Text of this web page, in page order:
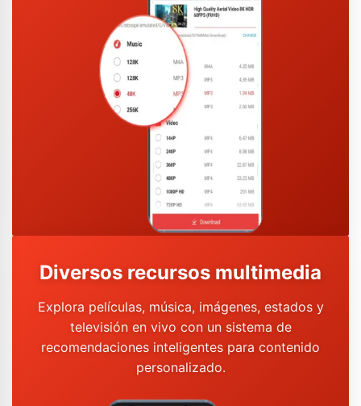
Diversos recursos multimedia
Explora películas, música, imágenes, estados y
televisión en vivo con un sistema de
recomendaciones inteligentes para contenido
personalizado.